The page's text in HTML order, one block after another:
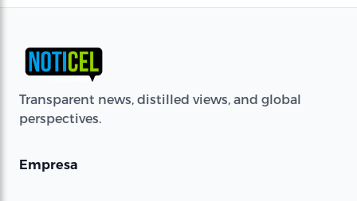
Transparent news, distilled views, and global
perspectives.
Empresa